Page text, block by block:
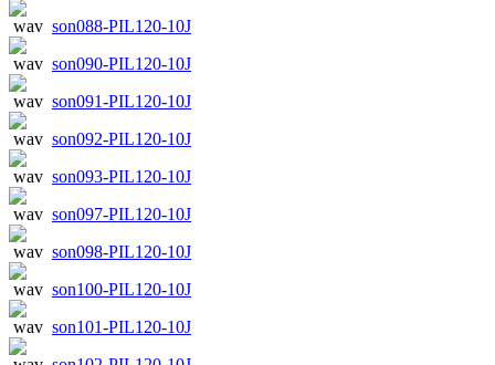
son088-PIL120-10J
son090-PIL120-10J
son091-PIL120-10J
son092-PIL120-10J
son093-PIL120-10J
son097-PIL120-10J
son098-PIL120-10J
son100-PIL120-10J
son101-PIL120-10J